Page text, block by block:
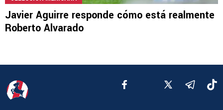
Javier Aguirre responde cómo está realmente
Roberto Alvarado